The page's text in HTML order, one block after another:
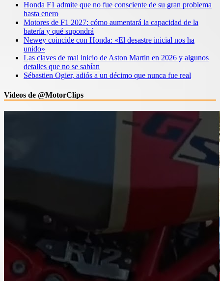
Honda F1 admite que no fue consciente de su gran problema
hasta enero
Motores de F1 2027: cómo aumentará la capacidad de la
batería y qué supondrá
Newey coincide con Honda: «El desastre inicial nos ha
unido»
Las claves de mal inicio de Aston Martin en 2026 y algunos
detalles que no se sabían
Sébastien Ogier, adiós a un décimo que nunca fue real
Videos de @MotorClips